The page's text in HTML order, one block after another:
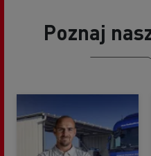
Poznaj